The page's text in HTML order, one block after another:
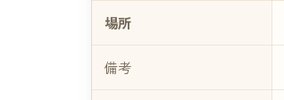
場所
備考